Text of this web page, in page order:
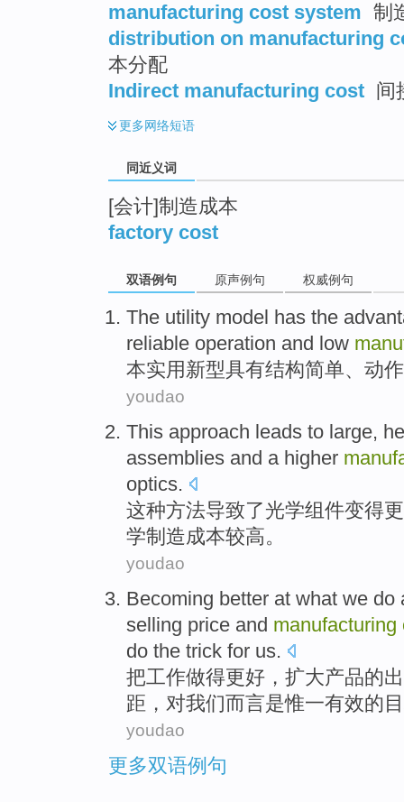
manufacturing cost system 制
distribution on manufacturing
本分配
Indirect manufacturing cost 间
更多网络短语
同近义词
[会计]制造成本
factory cost
双语例句 原声例句 权威例句
The utility model has the
reliable operation and low
本实用新型具有结构简单、动作
youdao
This approach leads to large,
assemblies and a higher
optics.
这种方法导致了光学组件变得更
学制造成本较高。
youdao
Becoming better at what we do
selling price and manufacturing
do the trick for us.
把工作做得更好 ， 扩大产品的
距， 对我们而言是惟一有效的
youdao
更多双语例句